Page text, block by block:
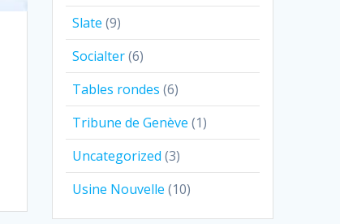
Slate (9)
Socialter(6)
Tables rondes (6)
Tribune de Genève (1)
Uncategorized (3)
Usine Nouvelle (10)